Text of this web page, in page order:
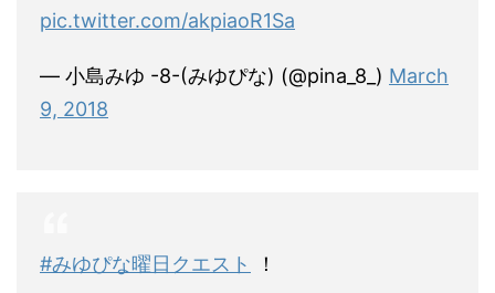
pic.twitter.com/akpiaoR1Sa
— 小島みゆ -8-(みゆぴな) (@pina_8_) March
9, 2018
#みゆぴな曜日クエスト ！